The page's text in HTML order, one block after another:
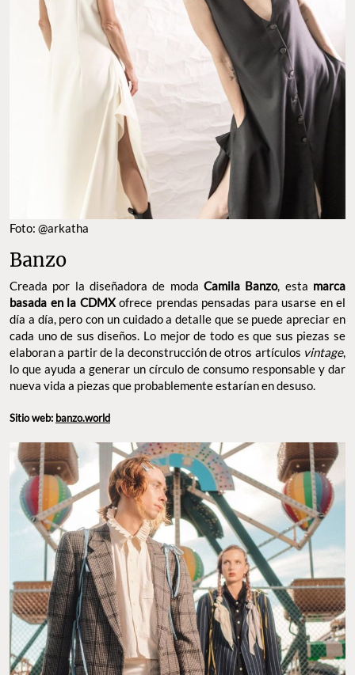
Foto: @arkatha
Banzo
Creada por la diseñadora de moda Camila Banzo, esta marca
basada en la CDMX ofrece prendas pensadas para usarse en el
día a día, pero con un cuidado a detalle que se puede apreciar en
cada uno de sus diseños. Lo mejor de todo es que sus piezas se
elaboran a partir de la deconstrucción de otros artículos vintage,
lo que ayuda a generar un círculo de consumo responsable y dar
nueva vida a piezas que probablemente estarían en desuso.
Sitio web: banzo.world